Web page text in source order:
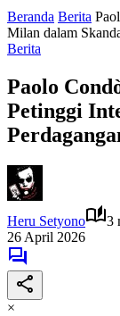
Beranda Berita
Milan dalam
Berita
Paolo
Petinggi
Heru Setyono
3
26 April 2026
×